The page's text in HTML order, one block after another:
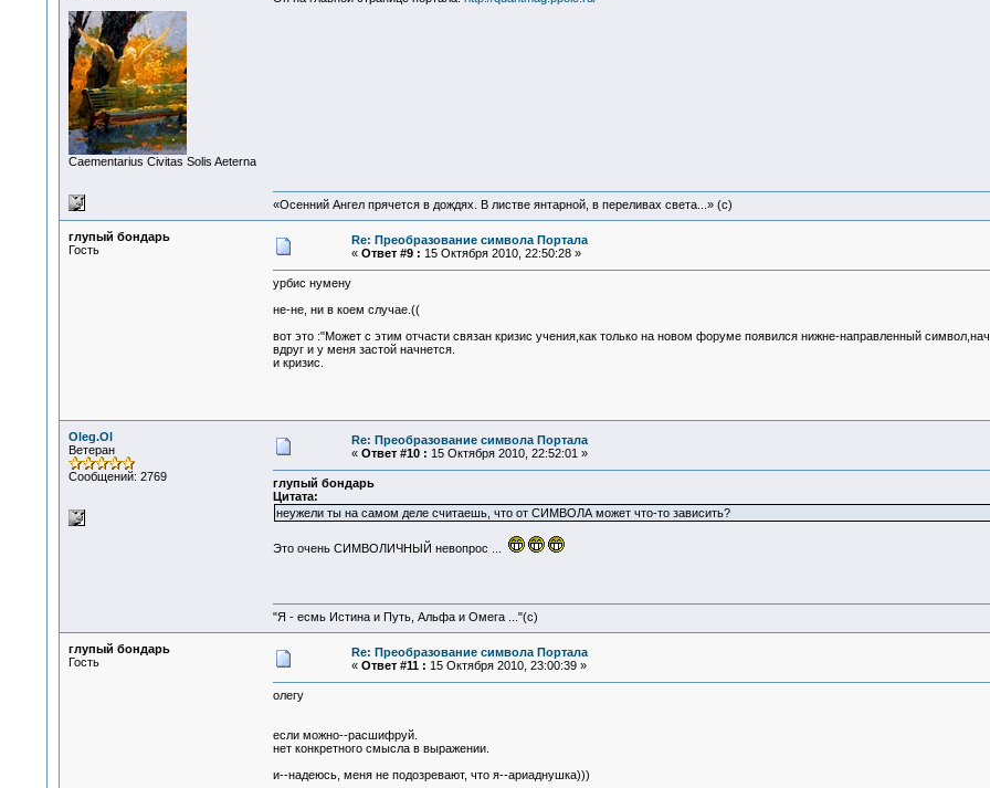
Сaementarius Civitas Solis Aeterna
«Осенний Ангел прячется в дождях. В листве янтарной, в переливах света...» (c)
глупый бондарь
Гость
Re: Преобразование символа Портала
« Ответ #9 : 15 Октября 2010, 22:50:28 »
урбис нумену
не-не, ни в коем случае.((
вот это :"Может с этим отчасти связан кризис учения,как только на новом форуме появился нижне-направленный
вдруг и у меня застой начнется.
и кризис.
Oleg.Ol
Ветеран
Сообщений: 2769
Re: Преобразование символа Портала
« Ответ #10 : 15 Октября 2010, 22:52:01 »
глупый бoндарь
Цитата:
неужели ты на самом деле считаешь, что от СИМВОЛА может что-то зависить?
Это очень СИМВОЛИЧНЫЙ невопрос ...
"Я - есмь Истина и Путь, Альфа и Омега ..."(с)
глупый бондарь
Гость
Re: Преобразование символа Портала
« Ответ #11 : 15 Октября 2010, 23:00:39 »
олегу
если можно--расшифруй.
нет конкретного смысла в выражении.
и--надеюсь, меня не подозревают, что я--ариаднушка)))